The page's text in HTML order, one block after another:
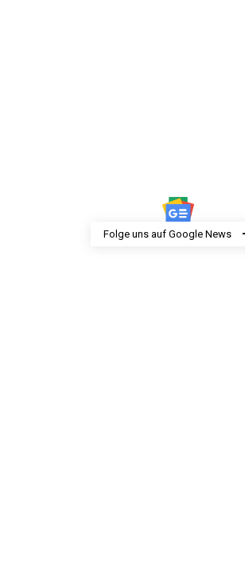
Folge uns auf Google News